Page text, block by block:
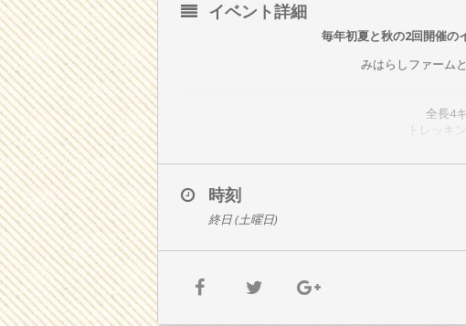
イベント詳細
毎年初夏と秋の2回開催の
みはらしファーム
全長4
トレッキ
特製おにぎ
時刻
終日 (土曜日)